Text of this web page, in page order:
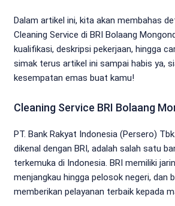
Dalam artikel ini, kita akan membahas
Cleaning Service di BRI Bolaang
kualifikasi, deskripsi pekerjaan, hingga
simak terus artikel ini sampai habis ya,
kesempatan emas buat kamu!
Cleaning Service BRI Bolaang
PT. Bank Rakyat Indonesia (Persero)
dikenal dengan BRI, adalah salah satu
terkemuka di Indonesia. BRI memiliki
menjangkau hingga pelosok negeri, dan
memberikan pelayanan terbaik kepada